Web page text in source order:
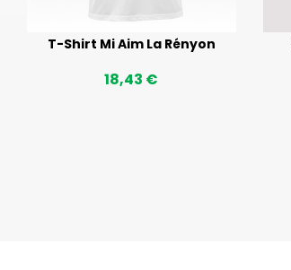
T-Shirt Mi Aim La Rényon
18,43 €